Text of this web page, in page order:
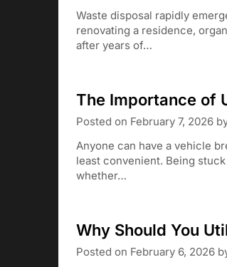
Waste disposal rapidly
renovating a residence,
after years of…
The Importance of
Posted on February 7, 2026
Anyone can have a vehicle
least convenient. Being
whether…
Why Should You
Posted on February 6, 2026